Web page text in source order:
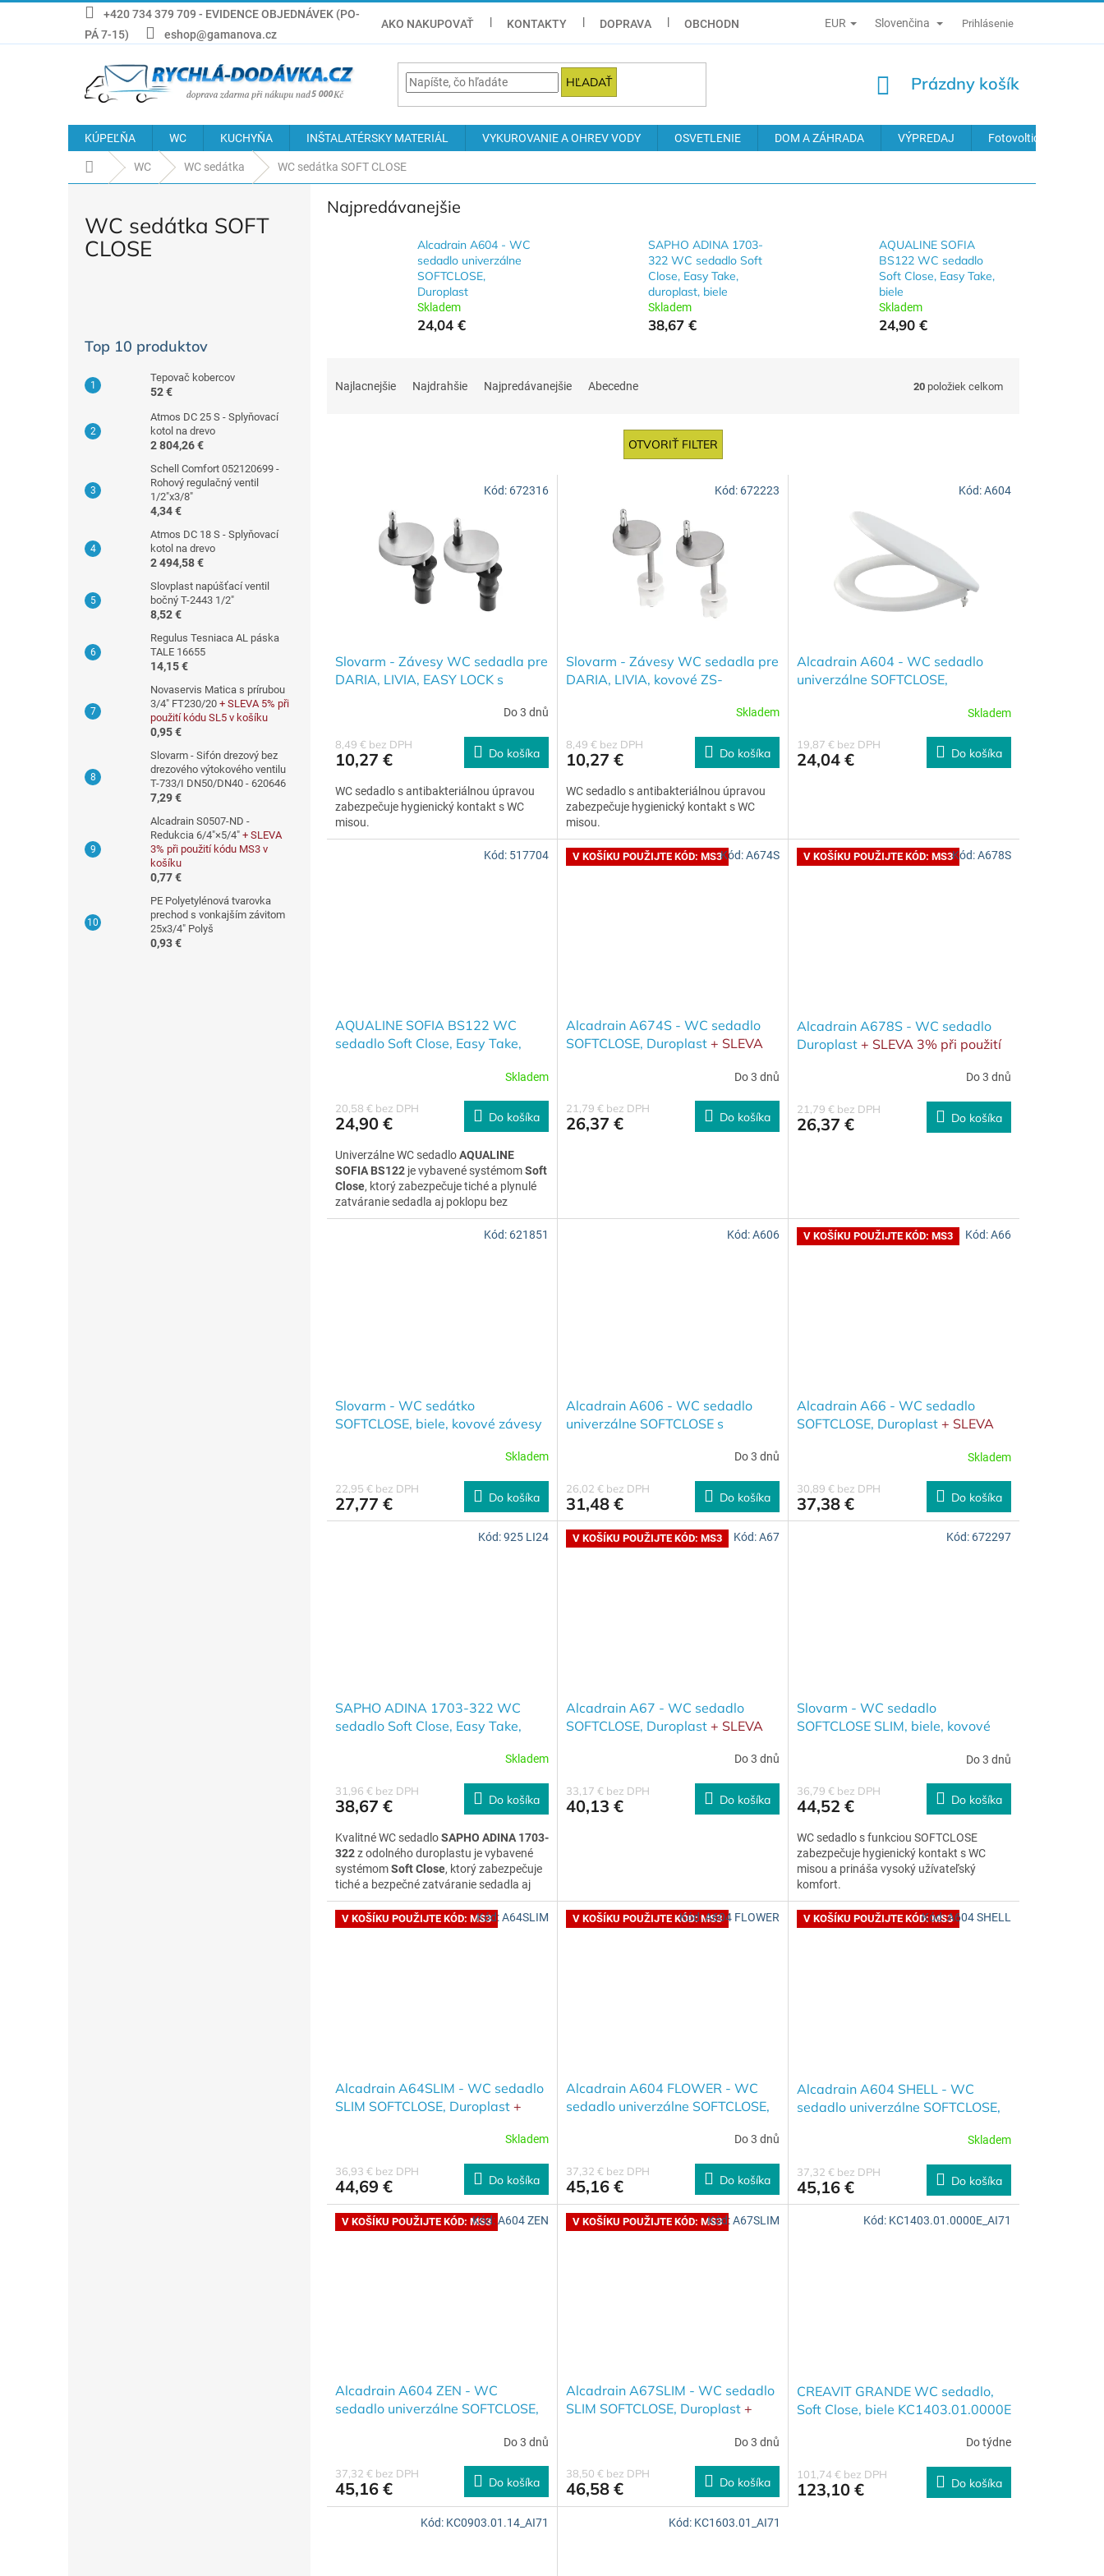
Prejsť
+420 734 379 709 - EVIDENCE OBJEDNÁVEK (PO-
PÁ 7-15)
eshop@gamanova.cz
AKO NAKUPOVAŤ KONTAKTY DOPRAVA OBCHODNÉ PODMIENKY ZÁSADY SPRACÚVANIA OSOBNÝCH ÚDAJOV
EUR Slovenčina Prihlásenie
HĽADAŤ
NÁKUPNÝ
Prázdny košík
KÚPEĽŇA WC KUCHYŇA INŠTALATÉRSKY MATERIÁL VYKUROVANIE A OHREV VODY OSVETLENIE DOM A ZÁHRADA VÝPREDAJ Fotovoltické systémy
DomovWC WC sedátka WC sedátka SOFT CLOSE
WC sedátka SOFT
CLOSE
Top 10 produktov
Tepovač kobercov
52 €
Atmos DC 25 S - Splyňovací
kotol na drevo
2 804,26 €
Schell Comfort 052120699 -
Rohový regulačný ventil
1/2"x3/8"
4,34 €
Atmos DC 18 S - Splyňovací
kotol na drevo
2 494,58 €
Slovplast napúšťací ventil
bočný T-2443 1/2"
8,52 €
Regulus Tesniaca AL páska
TALE 16655
14,15 €
Novaservis Matica s prírubou
3/4" FT230/20 + SLEVA 5% při
použití kódu SL5 v košíku
0,95 €
Slovarm - Sifón drezový bez
drezového výtokového ventilu
T-733/I DN50/DN40 - 620646
7,29 €
Alcadrain S0507-ND -
Redukcia 6/4"×5/4" + SLEVA
3% při použití kódu MS3 v
košíku
0,77 €
PE Polyetylénová tvarovka
prechod s vonkajším závitom
25x3/4" Polyš
0,93 €
Najpredávanejšie
Alcadrain A604 - WC
sedadlo univerzálne
SOFTCLOSE,
Duroplast
Skladem
24,04 €
SAPHO ADINA 1703-
322 WC sedadlo Soft
Close, Easy Take,
duroplast, biele
Skladem
38,67 €
AQUALINE SOFIA
BS122 WC sedadlo
Soft Close, Easy Take,
biele
Skladem
24,90 €
Najlacnejšie Najdrahšie Najpredávanejšie Abecedne 20 položiek celkom
OTVORIŤ FILTER
Slovarm - Závesy WC sedadla pre
DARIA, LIVIA, EASY LOCK s
DARIA/LIVIA/V-03 - 672316Do 3 dnů
8,49 € bez DPH
10,27 € Do košíka
WC sedadlo s antibakteriálnou úpravou
zabezpečuje hygienický kontakt s WC
misou.
Kód: 672316
Slovarm - Závesy WC sedadla pre
DARIA, LIVIA, kovové ZS-
Skladem
8,49 € bez DPH
10,27 € Do košíka
WC sedadlo s antibakteriálnou úpravou
zabezpečuje hygienický kontakt s WC
misou.
Kód: 672223
Alcadrain A604 - WC sedadlo
univerzálne SOFTCLOSE,
Skladem
19,87 € bez DPH
24,04 € Do košíka
Kód:A604
AQUALINE SOFIA BS122 WC
sedadlo Soft Close, Easy Take,
Skladem
20,58 € bez DPH
24,90 € Do košíka
Univerzálne WC sedadloAQUALINE
SOFIA BS122 je vybavené systémomSoft
Close, ktorý zabezpečuje tiché a plynulé
zatváranie sedadla aj poklopu bez
nepríjemného buchnutia.
Kód: 517704 V KOŠÍKU POUŽIJTE KÓD: MS3
Alcadrain A674S - WC sedadlo
SOFTCLOSE, Duroplast + SLEVA
Do 3 dnů
21,79 € bez DPH
26,37 € Do košíka
Kód:A674S V KOŠÍKU POUŽIJTE KÓD: MS3
Alcadrain A678S - WC sedadlo
Duroplast + SLEVA 3% při použití
Do 3 dnů
21,79 € bez DPH
26,37 € Do košíka
Kód:A678S
Slovarm - WC sedátko
SOFTCLOSE, biele, kovové závesy
Skladem
22,95 € bez DPH
27,77 € Do košíka
Kód: 621851
Alcadrain A606 - WC sedadlo
univerzálne SOFTCLOSE s
Do 3 dnů
26,02 € bez DPH
31,48 € Do košíka
Kód:A606 V KOŠÍKU POUŽIJTE KÓD: MS3
Alcadrain A66 - WC sedadlo
SOFTCLOSE, Duroplast + SLEVA
Skladem
30,89 € bez DPH
37,38 € Do košíka
Kód:A66
SAPHO ADINA 1703-322 WC
sedadlo Soft Close, Easy Take,
Skladem
31,96 € bez DPH
38,67 € Do košíka
Kvalitné WC sedadloSAPHO ADINA 1703-
322z odolného duroplastu je vybavené
systémomSoft Close, ktorý zabezpečuje
tiché a bezpečné zatváranie sedadla aj
poklopu bez nepríjemného buchnutia.
Kód:925 LI24 V KOŠÍKU POUŽIJTE KÓD: MS3
Alcadrain A67 - WC sedadlo
SOFTCLOSE, Duroplast + SLEVA
Do 3 dnů
33,17 € bez DPH
40,13 € Do košíka
Kód:A67
Slovarm - WC sedadlo
SOFTCLOSE SLIM, biele, kovové
Do 3 dnů
36,79 € bez DPH
44,52 € Do košíka
WC sedadlo s funkciou SOFTCLOSE
zabezpečuje hygienický kontakt s WC
misou a prináša vysoký užívateľský
komfort.
Kód: 672297
V KOŠÍKU POUŽIJTE KÓD: MS3
Alcadrain A64SLIM - WC sedadlo
SLIM SOFTCLOSE, Duroplast +
Skladem
36,93 € bez DPH
44,69 € Do košíka
Kód:A64SLIM V KOŠÍKU POUŽIJTE KÓD: MS3
Alcadrain A604 FLOWER - WC
sedadlo univerzálne SOFTCLOSE,
Do 3 dnů
37,32 € bez DPH
45,16 € Do košíka
Kód:A604 FLOWER V KOŠÍKU POUŽIJTE KÓD: MS3
Alcadrain A604 SHELL - WC
sedadlo univerzálne SOFTCLOSE,
Skladem
37,32 € bez DPH
45,16 € Do košíka
Kód:A604 SHELL
V KOŠÍKU POUŽIJTE KÓD: MS3
Alcadrain A604 ZEN - WC
sedadlo univerzálne SOFTCLOSE,
Do 3 dnů
37,32 € bez DPH
45,16 € Do košíka
Kód:A604 ZEN V KOŠÍKU POUŽIJTE KÓD: MS3
Alcadrain A67SLIM - WC sedadlo
SLIM SOFTCLOSE, Duroplast +
Do 3 dnů
38,50 € bez DPH
46,58 € Do košíka
Kód:A67SLIM
CREAVIT GRANDE WC sedadlo,
Soft Close, biele KC1403.01.0000E
Do týdne
101,74 € bez DPH
123,10 € Do košíka
Kód: KC1403.01.0000E_AI71
Kód: KC0903.01.14_AI71 Kód: KC1603.01_AI71